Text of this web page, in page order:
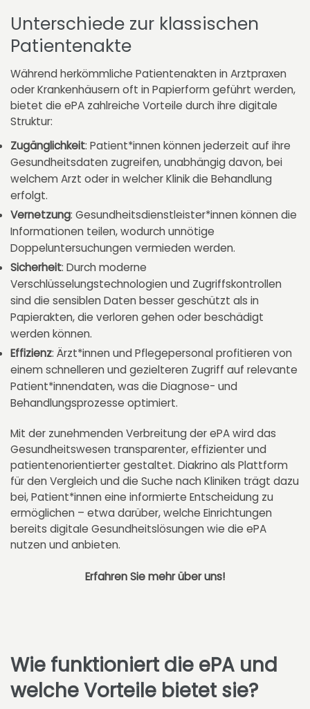
Unterschiede zur klassischen
Patientenakte
Während herkömmliche Patientenakten in Arztpraxen
oder Krankenhäusern oft in Papierform geführt werden,
bietet die ePA zahlreiche Vorteile durch ihre digitale
Struktur:
Zugänglichkeit: Patient*innen können jederzeit auf ihre
Gesundheitsdaten zugreifen, unabhängig davon, bei
welchem Arzt oder in welcher Klinik die Behandlung
erfolgt.
Vernetzung: Gesundheitsdienstleister*innen können die
Informationen teilen, wodurch unnötige
Doppeluntersuchungen vermieden werden.
Sicherheit: Durch moderne
Verschlüsselungstechnologien und Zugriffskontrollen
sind die sensiblen Daten besser geschützt als in
Papierakten, die verloren gehen oder beschädigt
werden können.
Effizienz: Ärzt*innen und Pflegepersonal profitieren von
einem schnelleren und gezielteren Zugriff auf relevante
Patient*innendaten, was die Diagnose- und
Behandlungsprozesse optimiert.
Mit der zunehmenden Verbreitung der ePA wird das
Gesundheitswesen transparenter, effizienter und
patientenorientierter gestaltet. Diakrino als Plattform
für den Vergleich und die Suche nach Kliniken trägt dazu
bei, Patient*innen eine informierte Entscheidung zu
ermöglichen – etwa darüber, welche Einrichtungen
bereits digitale Gesundheitslösungen wie die ePA
nutzen und anbieten.
Erfahren Sie mehr über uns!
Wie funktioniert die ePA und
welche Vorteile bietet sie?